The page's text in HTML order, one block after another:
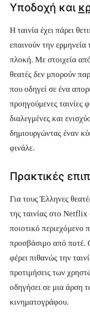
Υποδοχή και
Η ταινία έχει πάρει
επαινούν την
πλοκή. Με στοιχεία
θεατές δεν μπορούν
που οδηγεί σε ένα
προηγούμενες ταινίες
διαλεγμένες και
δημιουργώντας έναν
φινάλε.
Πρακτικές
Για τους Έλληνες
της ταινίας στο
ποιοτικό περιεχόμενο
προσβάσιμο από ποτέ.
φέρει πιθανώς την
προτιμήσεις των
οδηγήσει σε μια άρση
κινηματογράφου.